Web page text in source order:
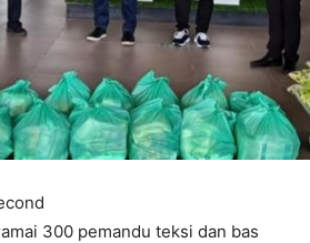
300 pemandu teksi dan bas